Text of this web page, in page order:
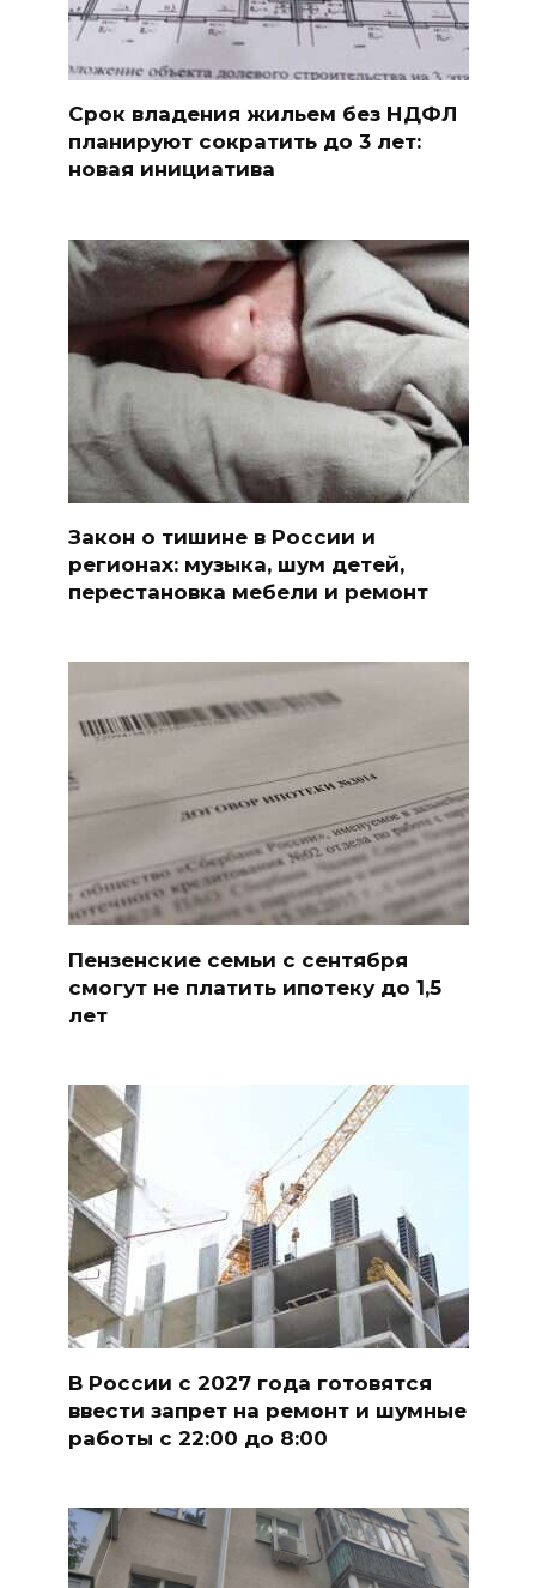
Срок владения жильем без НДФЛ
планируют сократить до 3 лет:
новая инициатива
Закон о тишине в России и
регионах: музыка, шум детей,
перестановка мебели и ремонт
Пензенские семьи с сентября
смогут не платить ипотеку до 1,5
лет
В России с 2027 года готовятся
ввести запрет на ремонт и шумные
работы с 22:00 до 8:00